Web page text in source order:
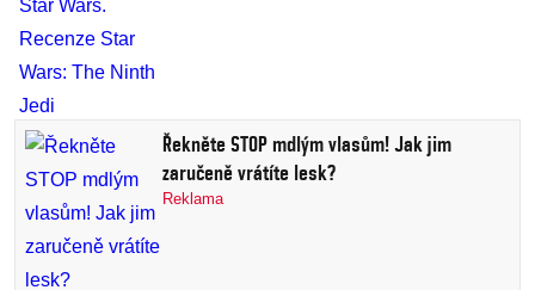
Řekněte STOP mdlým vlasům! Jak jim
zaručeně vrátíte lesk?
Reklama